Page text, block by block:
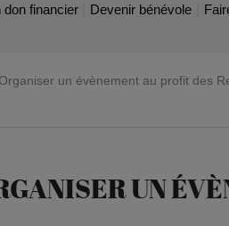
don financier Devenir bénévole
Organiser un évènement au profit des
UN